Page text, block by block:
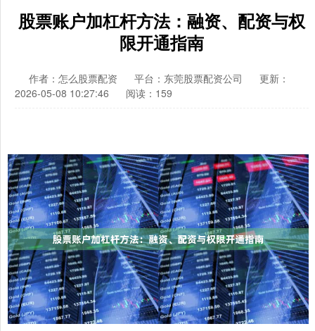
股票账户加杠杆方法：融资、配资与权
限开通指南
作者：怎么股票配资 平台：东莞股票配资公司
更新：
2026-05-08 10:27:46
阅读：159